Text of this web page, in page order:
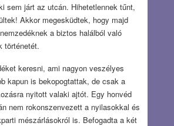
sem járt az utcán. Hihetetlennek tűnt,
Akkor megesküdtek, hogy majd
a biztos halálból való
történetét.
keresni, ami nagyon veszélyes
kapun is bekopogtattak, de csak a
nyitott valaki ajtót. Egy honvéd
nem rokonszenvezett a nyilasokkal és
mészárlásokról is. Befogadta a két